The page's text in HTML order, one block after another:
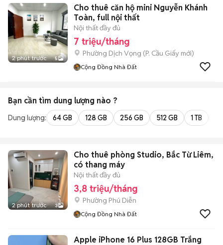
2 phút trước 5
Cho thuê căn hộ mini Nguyễn Khánh
Toàn, full nội thất
Nội thất đầy đủ
7 triệu/tháng
Phường Dịch Vọng (P. Cầu Giấy mới)
Cộng Đồng Nhà Đất
Bạn cần tìm dung lượng nào ?
Dung lượng: 64 GB 128 GB 256 GB 512 GB 1 TB
2 phút trước 3
Cho thuê phòng Studio, Bắc Từ Liêm,
có thang máy
Nội thất đầy đủ
3,8 triệu/tháng
Phường Phú Diễn
Cộng Đồng Nhà Đất
Apple iPhone 16 Plus 128GB Trắng